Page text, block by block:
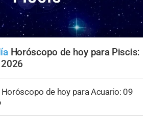
Horóscopo de hoy para Piscis:
Horóscopo de hoy para Acuario: 09